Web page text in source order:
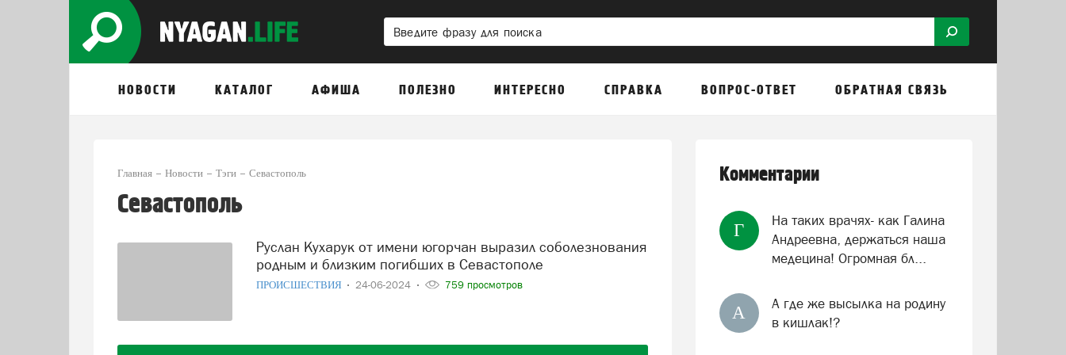
НОВОСТИ КАТАЛОГ АФИША ПОЛЕЗНО ИНТЕРЕСНО СПРАВКА ВОПРОС-ОТВЕТ ОБРАТНАЯ СВЯЗЬ
Главная Новости Тэги Севастополь
Севастополь
Руслан Кухарук от имени югорчан выразил соболезнования
родным и близким погибших в Севастополе
ПРОИСШЕСТВИЯ 24-06-2024 759 просмотров
Комментарии
Г
На таких врачях- как Галина
Андреевна, держаться наша
медецина! Огромная бл...
А
А где же высылка на родину
в кишлак!?